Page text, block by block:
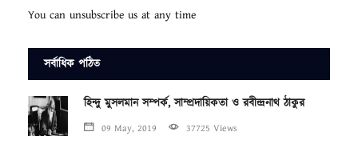
You can unsubscribe us at any time
সর্বাধিক পঠিত
হিন্দু মুসলমান সম্পর্ক, সাম্প্রদায়িকতা ও রবীন্দ্রনাথ ঠাকুর
09 May, 2019 37725 Views